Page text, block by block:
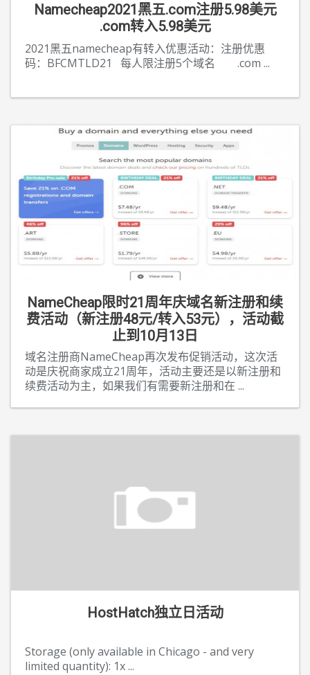
Namecheap2021黑五.com注册5.98美元
.com转入5.98美元
2021黑五namecheap有转入优惠活动：注册优惠
码：BFCMTLD21 每人限注册5个域名 .com ...
NameCheap限时21周年庆域名新注册和续
费活动（新注册48元/转入53元），活动截
止到10月13日
域名注册商NameCheap再次发布促销活动，这次活
动是庆祝商家成立21周年，活动主要还是以新注册和
续费活动为主，如果我们有需要新注册和在 ...
HostHatch独立日活动
Storage (only available in Chicago - and very
limited quantity): 1x...